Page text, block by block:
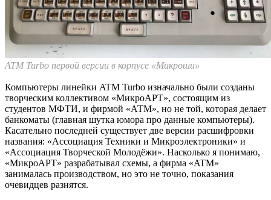
ATM Turbo первой версии в корпусе «Микроши»
Компьютеры линейки ATM Turbo изначально были созданы
творческим коллективом «МикроАРТ», состоящим из
студентов МФТИ, и фирмой «АТМ», но не той, которая делает
банкоматы (главная шутка юмора про данные компьютеры).
Касательно последней существует две версии расшифровки
названия: «Ассоциация Техники и Микроэлектроники» и
«Ассоциация Творческой Молодёжи». Насколько я понимаю,
«МикроАРТ» разрабатывал схемы, а фирма «ATM»
занималась производством, но это не точно, показания
очевидцев разнятся.